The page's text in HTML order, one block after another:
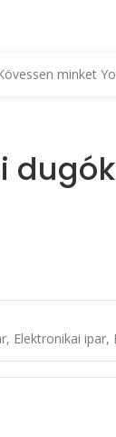
minket
, Elektronikai ipar,